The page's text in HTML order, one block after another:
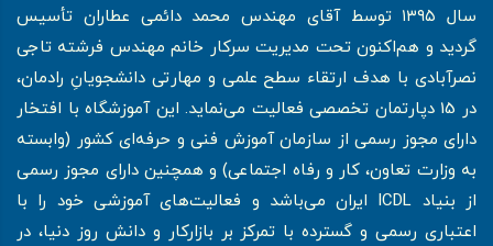
سال ۱۳۹۵ توسط آقای مهندس محمد دائمی عطاران تأسیس
گردید و هم‌اکنون تحت مدیریت سرکار خانم مهندس فرشته تاجی
نصرآبادی با هدف ارتقاء سطح علمی و مهارتی دانشجویانِ رادمان،
در 15 دپارتمان تخصصی فعالیت می‌نماید. این آموزشگاه با افتخار
دارای مجوز رسمی از سازمان آموزش فنی و حرفه‌ای کشور (وابسته
به وزارت تعاون، کار و رفاه اجتماعی) و همچنین دارای مجوز رسمی
از بنیاد ICDL ایران می‌باشد و فعالیت‌های آموزشی خود را با
اعتباری رسمی و گسترده با تمرکز بر بازارکار و دانش روز دنیا، در